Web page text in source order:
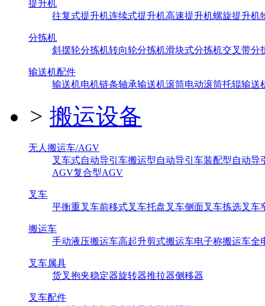
提升机
往复式提升机连续式提升机高速提升机螺旋提升机
分拣机
斜摆轮分拣机转向轮分拣机滑块式分拣机交叉带分
输送机配件
输送机电机链条轴承输送机滚筒电动滚筒托辊输送
> 搬运设备
无人搬运车/AGV
叉车式自动导引车搬运型自动导引车装配型自动导
AGV复合型AGV
叉车
平衡重叉车前移式叉车托盘叉车侧面叉车拣选叉车
搬运车
手动液压搬运车高起升剪式搬运车电子称搬运车全
叉车属具
货叉 抱夹稳定器旋转器推拉器侧移器
叉车配件